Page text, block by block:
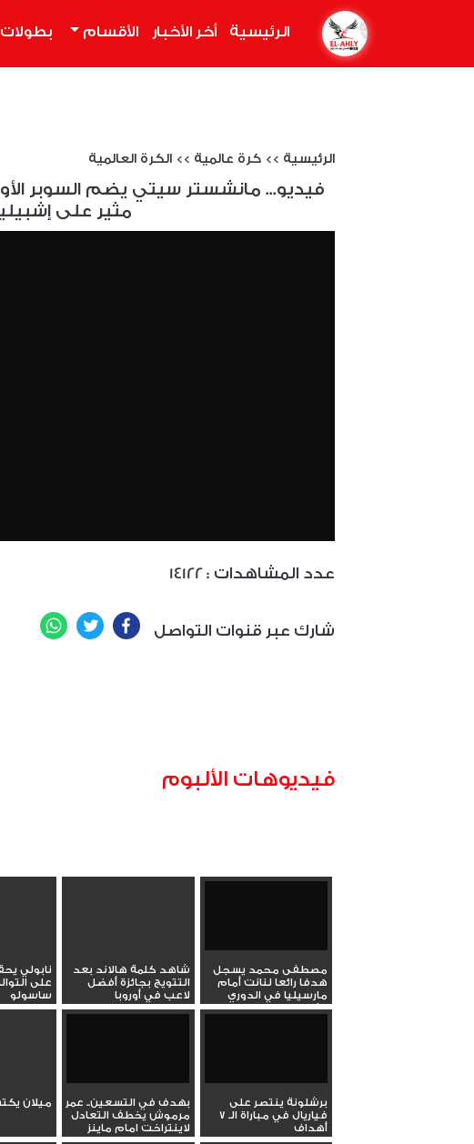
الرئيسية أخر الأخبار الأقسام بطولات
الرئيسية >> كرة عالمية >> الكرة العالمية
فيديو... مانشستر سيتي يضم السوبر
مثير على
14122 : عدد المشاهدات
شارك عبر قنوات التواصل Facebook
Twitter
فيديوهات الألبوم
مصطفى محمد يسجل
هدفا رائعا لنانت أمام
مارسيليا في الدوري
الفرنسي
شاهد كلمة هالاند بعد
التتويج بجائزة أفضل
لاعب في أوروبا
نابولي
على
ساسولو
برشلونة ينتصر على
فياريال في مباراة الـ 7
أهداف
بهدف في التسعين.. عمر
مرموش يخطف التعادل
لاينتراخت امام ماينز
ميلان